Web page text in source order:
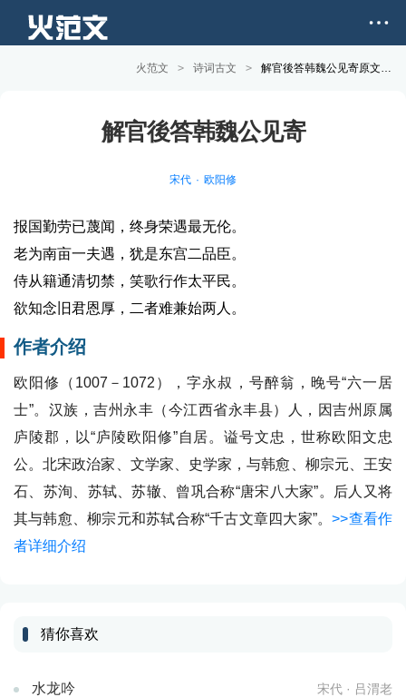
火范文 > 诗词古文 > 解官後答韩魏公见寄原文和赏析
解官後答韩魏公见寄
宋代 欧阳修
报国勤劳已蔑闻，终身荣遇最无伦。
老为南亩一夫遇，犹是东宫二品臣。
侍从籍通清切禁，笑歌行作太平民。
欲知念旧君恩厚，二者难兼始两人。
作者介绍
欧阳修（1007－1072），字永叔，号醉翁，晚号“六一居
士”。汉族，吉州永丰（今江西省永丰县）人，因吉州原属
庐陵郡，以“庐陵欧阳修”自居。谥号文忠，世称欧阳文忠
公。北宋政治家、文学家、史学家，与韩愈、柳宗元、王安
石、苏洵、苏轼、苏辙、曾巩合称“唐宋八大家”。后人又将
其与韩愈、柳宗元和苏轼合称“千古文章四大家”。>>查看作
者详细介绍
猜你喜欢
水龙吟 宋代 · 吕渭老